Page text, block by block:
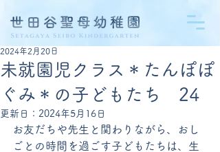
未就園児クラス＊たんぽぽ
ぐみ＊の子どもたち 24
2024年2月20日
更新日： 2024年5月16日
お友だちや先生と関わりながら、おし
ごとの時間を過ごす子どもたちは、生